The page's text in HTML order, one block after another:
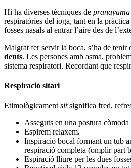
Hi ha diverses tècniques de pranayama
respiratòries del ioga, tant en la
fosses nasals al entrar l’aire des de
Malgrat fer servir la boca, s’ha de
dents. Les persones amb asma,
sistema respiratori. Recordant que
Respiració sitari
Etimològicament sitsignifica fred,
Asseguts en una postura
Espirem relaxem.
Inspiració bocal formant un tub
respiració completa (omplir part
Espiració lliure per les dues